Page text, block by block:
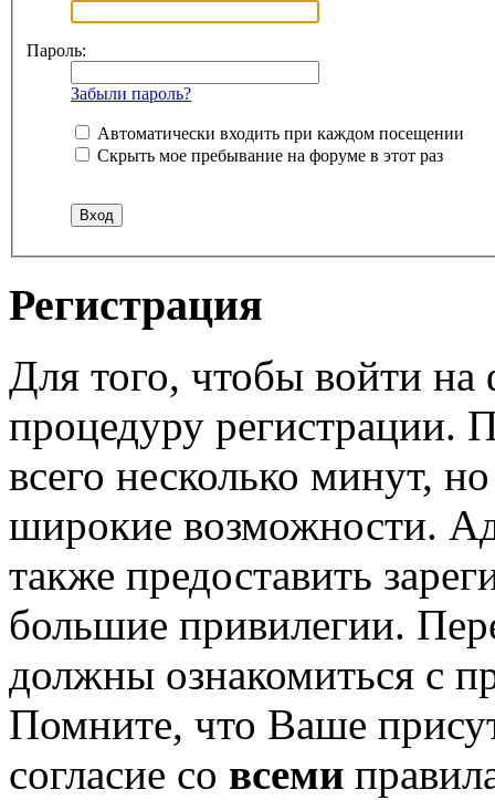
Пароль:
Забыли пароль?
Автоматически входить при каждом посещении
Скрыть мое пребывание на форуме в этот раз
Регистрация
Для того, чтобы войти
процедуру регистрации.
всего несколько минут,
широкие возможности.
также предоставить
большие привилегии.
должны ознакомиться с
Помните, что Ваше
согласие со всеми